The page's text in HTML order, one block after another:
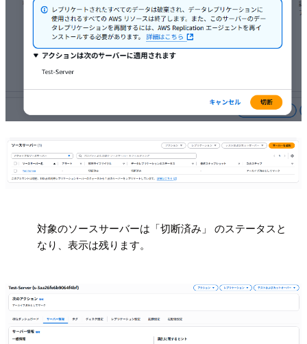
対象のソースサーバーは「切断済み」 のステータスと
なり、表示は残ります。